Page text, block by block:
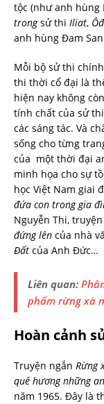
tộc (như anh hùng
trongsử thi Iliat,
anh hùng Đam
Mỗi bộ sử thi
thi thời cổ đại là
hiện nay không
tính chất của sử
các sáng tác. Và
sống cho từng
của một thời đại
minh họa cho sự
học Việt Nam giai
đứa con trong gia
Nguyễn Thi,
đứng lên của nhà
Đất của Anh Đức…
Liên quan:
phẩm rừng xà
Hoàn cảnh
Truyện ngắn Rừng
quê hương những
năm 1965. Đây là